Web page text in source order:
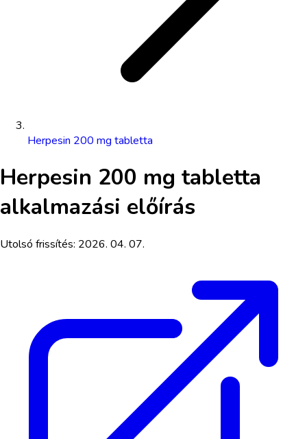
Herpesin 200 mg tabletta
Herpesin 200 mg tabletta
alkalmazási előírás
Utolsó frissítés: 2026. 04. 07.